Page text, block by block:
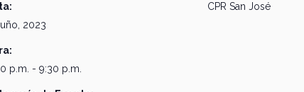
2023
p.m. - 9:30 p.m.
CPR San José